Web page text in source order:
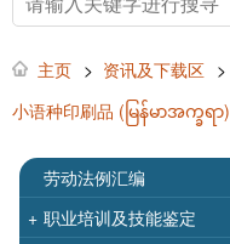
主页 > 资讯及下载区 >
小语种印刷品 (မြန်မာအက္ခရာ)
劳动法例汇编
+ 职业培训及技能鉴定